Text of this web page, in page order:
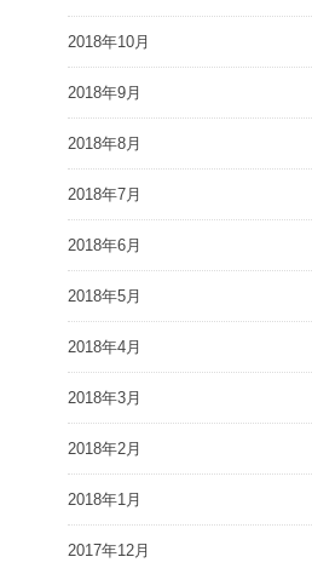
2018年10月
2018年9月
2018年8月
2018年7月
2018年6月
2018年5月
2018年4月
2018年3月
2018年2月
2018年1月
2017年12月